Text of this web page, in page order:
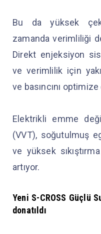
Bu da yüksek
zamanda verimliliği
Direkt enjeksiyon
ve verimlilik için
ve basıncını
Elektrikli emme
(VVT), soğutulmuş
ve yüksek
artıyor.
Yeni S-CROSS Güçlü
donatıldı